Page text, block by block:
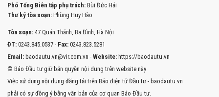
Phó Tổng Biên tập phụ trách: Bùi Đức Hải
Thư ký tòa soạn: Phùng Huy Hào
Tòa soạn: 47 Quán Thánh, Ba Đình, Hà Nội
ĐT: 0243.845.0537 - Fax: 0243.823.5281
Email: baodautu.vn@vir.com.vn - Website: https://baodautu.vn
© Báo Đầu tư giữ bản quyền nội dung trên website này
Việc sử dụng nội dung đăng tải trên Báo điện tử Đầu tư - baodautu.vn
phải có sự đồng ý bằng văn bản của cơ quan Báo Đầu tư.